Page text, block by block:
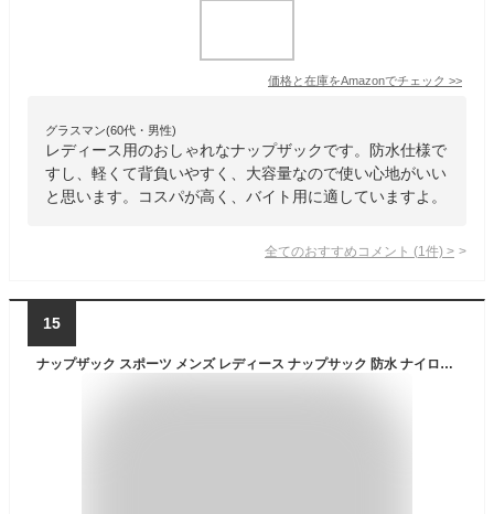
価格と在庫をAmazonでチェック >>
グラスマン(60代・男性)
レディース用のおしゃれなナップザックです。防水仕様で
すし、軽くて背負いやすく、大容量なので使い心地がいい
と思います。コスパが高く、バイト用に適していますよ。
全てのおすすめコメント (1 件) >
15
ナップザック スポーツ メンズ レディース ナップサック 防水 ナイロン バックパック 巾着 シンプル 無地 ボタニカル柄 肩紐長さ調整可能 ファスナーポケット プール ハイキング トレッキング ジム アウトドア